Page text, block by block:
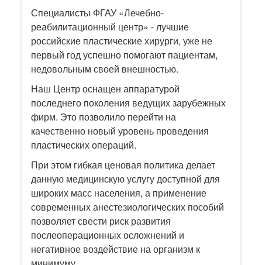
Специалисты ФГАУ «Лечебно-
реабилитационный центр» - лучшие
российские пластические хирурги, уже не
первый год успешно помогают пациентам,
недовольным своей внешностью.
Наш Центр оснащен аппаратурой
последнего поколения ведущих зарубежных
фирм. Это позволило перейти на
качественно новый уровень проведения
пластических операций.
При этом гибкая ценовая политика делает
данную медицинскую услугу доступной для
широких масс населения, а применение
современных анестезиологических пособий
позволяет свести риск развития
послеоперационных осложнений и
негативное воздействие на организм к